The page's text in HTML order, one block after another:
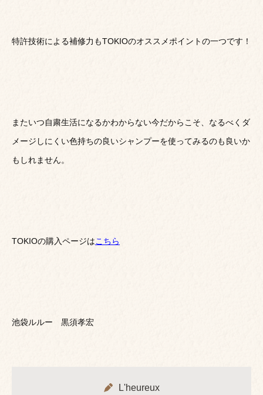
特許技術による補修力もTOKIOのオススメポイントの一つです！
またいつ自粛生活になるかわからない今だからこそ、なるべくダ
メージしにくい色持ちの良いシャンプーを使ってみるのも良いか
もしれません。
TOKIOの購入ページはこちら
池袋ルルー 黒須孝宏
L'heureux